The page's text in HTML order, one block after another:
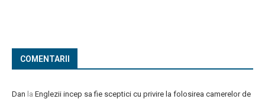
COMENTARII
Dan la Englezii incep sa fie sceptici cu privire la folosirea camerelor de